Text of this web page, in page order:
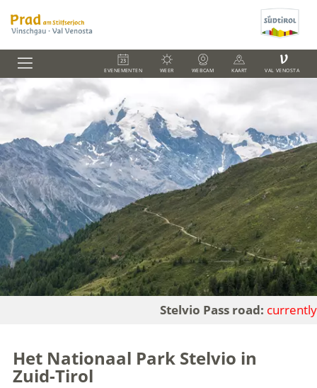
EVENEMENTEN WEER WEBCAM KAART
V
VAL VENOSTA
Stelvio Pass road:currently
Het Nationaal Park Stelvio in
Zuid-Tirol